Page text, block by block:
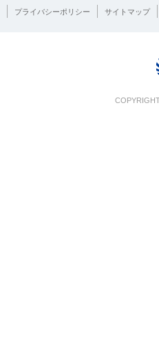
プライバシーポリシー サイトマップ